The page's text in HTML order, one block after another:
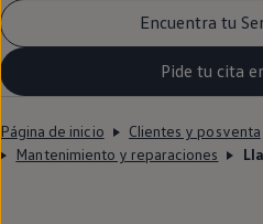
Encuentra tu
Pide tu cita
Página de inicio
Clientes y posventa
Mantenimiento y reparaciones